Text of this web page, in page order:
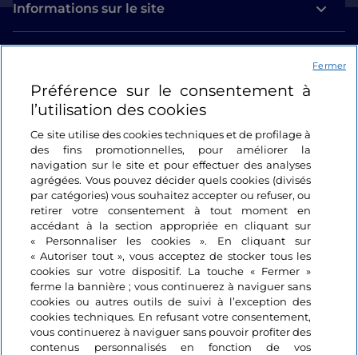
Informations sur le site
Se connecter
Suivez-nous
Préférence sur le consentement à
l’utilisation des cookies
Ce site utilise des cookies techniques et de profilage à
des fins promotionnelles, pour améliorer la
navigation sur le site et pour effectuer des analyses
agrégées. Vous pouvez décider quels cookies (divisés
par catégories) vous souhaitez accepter ou refuser, ou
retirer votre consentement à tout moment en
accédant à la section appropriée en cliquant sur
« Personnaliser les cookies ». En cliquant sur
« Autoriser tout », vous acceptez de stocker tous les
cookies sur votre dispositif. La touche « Fermer »
ferme la bannière ; vous continuerez à naviguer sans
cookies ou autres outils de suivi à l’exception des
cookies techniques. En refusant votre consentement,
vous continuerez à naviguer sans pouvoir profiter des
contenus personnalisés en fonction de vos
Fermer